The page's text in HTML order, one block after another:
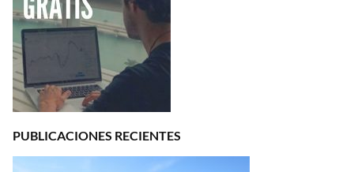
PUBLICACIONES RECIENTES